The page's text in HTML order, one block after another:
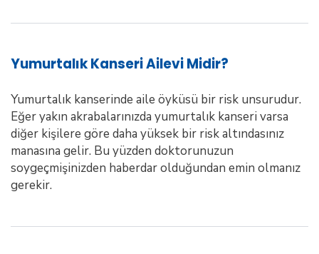
Yumurtalık Kanseri Ailevi Midir?
Yumurtalık kanserinde aile öyküsü bir risk unsurudur.
Eğer yakın akrabalarınızda yumurtalık kanseri varsa
diğer kişilere göre daha yüksek bir risk altındasınız
manasına gelir. Bu yüzden doktorunuzun
soygeçmişinizden haberdar olduğundan emin olmanız
gerekir.